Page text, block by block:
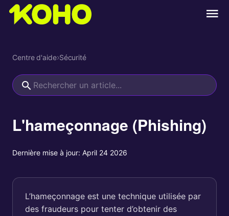
Centre d'aide›Sécurité
L'hameçonnage (Phishing)
Dernière mise à jour: April 24 2026
L’hameçonnage est une technique utilisée par
des fraudeurs pour tenter d’obtenir des